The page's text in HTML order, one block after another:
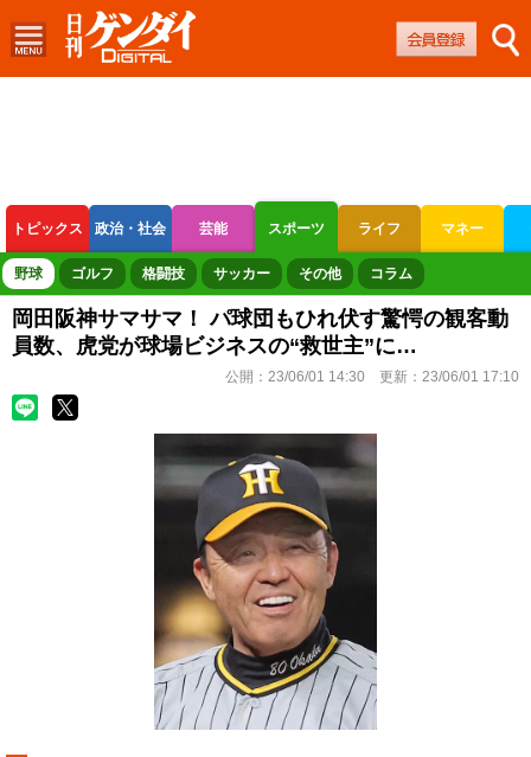
トピックス 政治・社会 芸能 スポーツ ライフ マネー
ボートレース 競輪 オートレース
野球 ゴルフ 格闘技 サッカー その他 コラム
岡田阪神サマサマ！ パ球団もひれ伏す驚愕の観客動
員数、虎党が球場ビジネスの“救世主”に…
公開： 23/06/01 14:30 更新： 23/06/01 17:10